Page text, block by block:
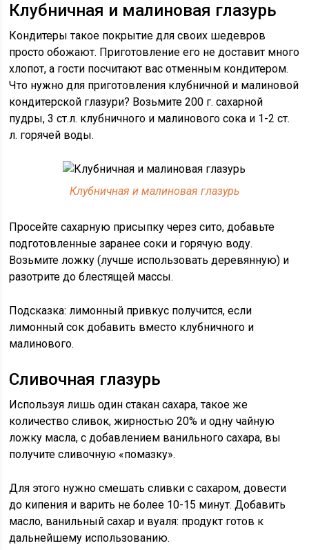
Клубничная и малиновая глазурь
Кондитеры такое покрытие для своих шедевров
просто обожают. Приготовление его не доставит много
хлопот, а гости посчитают вас отменным кондитером.
Что нужно для приготовления клубничной и малиновой
кондитерской глазури? Возьмите 200 г. сахарной
пудры, 3 ст.л. клубничного и малинового сока и 1-2 ст.
л. горячей воды.
Клубничная и малиновая глазурь
Просейте сахарную присыпку через сито, добавьте
подготовленные заранее соки и горячую воду.
Возьмите ложку (лучше использовать деревянную) и
разотрите до блестящей массы.
Подсказка: лимонный привкус получится, если
лимонный сок добавить вместо клубничного и
малинового.
Сливочная глазурь
Используя лишь один стакан сахара, такое же
количество сливок, жирностью 20% и одну чайную
ложку масла, с добавлением ванильного сахара, вы
получите сливочную «помазку».
Для этого нужно смешать сливки с сахаром, довести
до кипения и варить не более 10-15 минут. Добавить
масло, ванильный сахар и вуаля: продукт готов к
дальнейшему использованию.